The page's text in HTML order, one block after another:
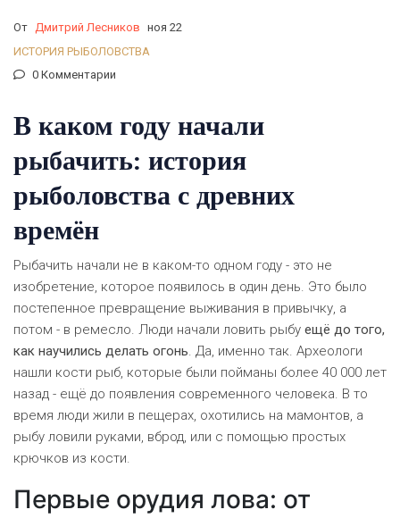
От Дмитрий Лесников ноя 22
ИСТОРИЯ РЫБОЛОВСТВА
0 Комментарии
В каком году начали
рыбачить: история
рыболовства с древних
времён
Рыбачить начали не в каком-то одном году - это не
изобретение, которое появилось в один день. Это было
постепенное превращение выживания в привычку, а
потом - в ремесло. Люди начали ловить рыбу ещё до того,
как научились делать огонь. Да, именно так. Археологи
нашли кости рыб, которые были пойманы более 40 000 лет
назад - ещё до появления современного человека. В то
время люди жили в пещерах, охотились на мамонтов, а
рыбу ловили руками, вброд, или с помощью простых
крючков из кости.
Первые орудия лова: от